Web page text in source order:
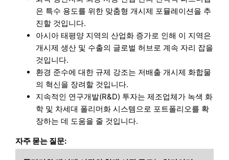
은 특수 용도를 위한 맞춤형 개시제 포뮬레이션을 추
진할 것입니다.
아시아 태평양 지역의 산업화 증가로 인해 이 지역은
개시제 생산 및 수출의 글로벌 허브로 계속 자리 잡을
것입니다.
환경 준수에 대한 규제 강조는 저배출 개시제 화합물
의 혁신을 장려할 것입니다.
지속적인 연구개발(R&D) 투자는 제조업체가 녹색 화
학 및 차세대 폴리머화 시스템으로 포트폴리오를 확
장하는 데 도움을 줄 것입니다.
자주 묻는 질문: